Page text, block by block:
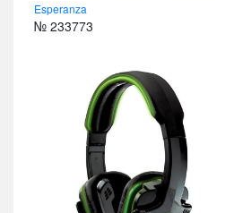
Esperanza
№ 233773